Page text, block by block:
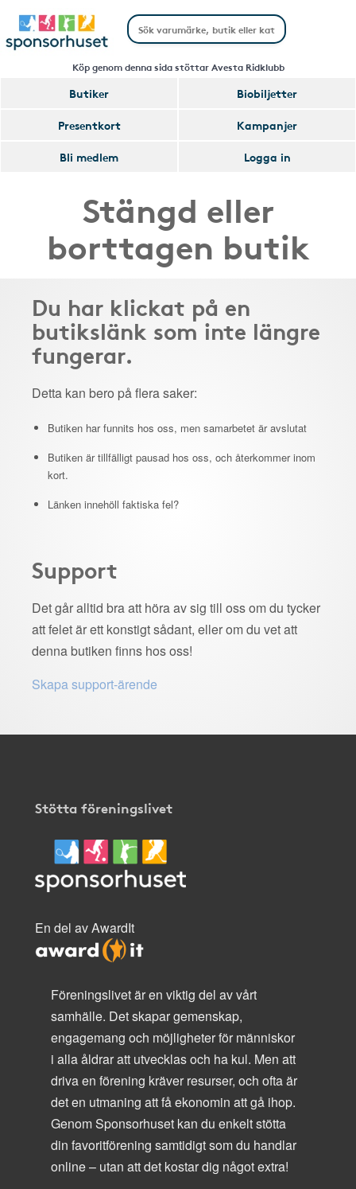
Köp genom denna sida stöttar Avesta Ridklubb
Butiker
Biobiljetter
Presentkort
Kampanjer
Bli medlem
Logga in
Stängd eller
borttagen butik
Du har klickat på en
butikslänk som inte längre
fungerar.
Detta kan bero på flera saker:
Butiken har funnits hos oss, men samarbetet är avslutat
Butiken är tillfälligt pausad hos oss, och återkommer inom
kort.
Länken innehöll faktiska fel?
Support
Det går alltid bra att höra av sig till oss om du tycker
att felet är ett konstigt sådant, eller om du vet att
denna butiken finns hos oss!
Skapa support-ärende
Stötta föreningslivet
En del av AwardIt
Föreningslivet är en viktig del av vårt
samhälle. Det skapar gemenskap,
engagemang och möjligheter för människor
i alla åldrar att utvecklas och ha kul. Men att
driva en förening kräver resurser, och ofta är
det en utmaning att få ekonomin att gå ihop.
Genom Sponsorhuset kan du enkelt stötta
din favoritförening samtidigt som du handlar
online – utan att det kostar dig något extra!